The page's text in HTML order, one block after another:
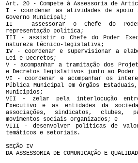
Art. 20 - Compete à Assessoria de
I - coordenar as atividades de apoio
Governo Municipal;
II - assessorar o Chefe do
representação política;
III - assistir o Chefe do Poder
natureza técnico-legislativa;
IV - coordenar e supervisionar a
Lei e Decretos;
V - acompanhar a tramitação dos
e Decretos legislativos junto ao
VI - coordenar e acompanhar os
Pública Municipal em órgãos
Municípios;
VII - zelar pela interlocução
Executivo e as entidades da
associações, sindicatos, clubes,
movimentos sociais organizados; e
VIII - desenvolver políticas de
temáticos e setoriais.
SEÇÃO IV
DA ASSESSORIA DE COMUNICAÇÃO E